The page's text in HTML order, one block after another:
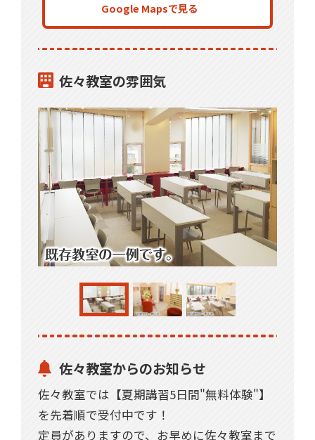
Google Mapsで見る
佐々教室の雰囲気
佐々教室からのお知らせ
佐々教室では【夏期講習5日間"無料体験"】
を先着順で受付中です！
定員がありますので、お早めに佐々教室まで